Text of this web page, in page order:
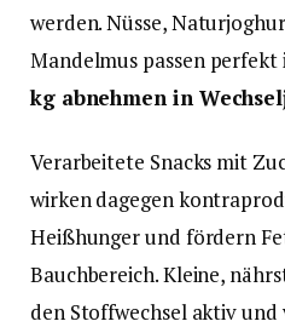
werden. Nüsse,
Mandelmus passen perfekt
kg abnehmen in
Verarbeitete Snacks mit
wirken dagegen
Heißhunger und fördern
Bauchbereich. Kleine,
den Stoffwechsel aktiv